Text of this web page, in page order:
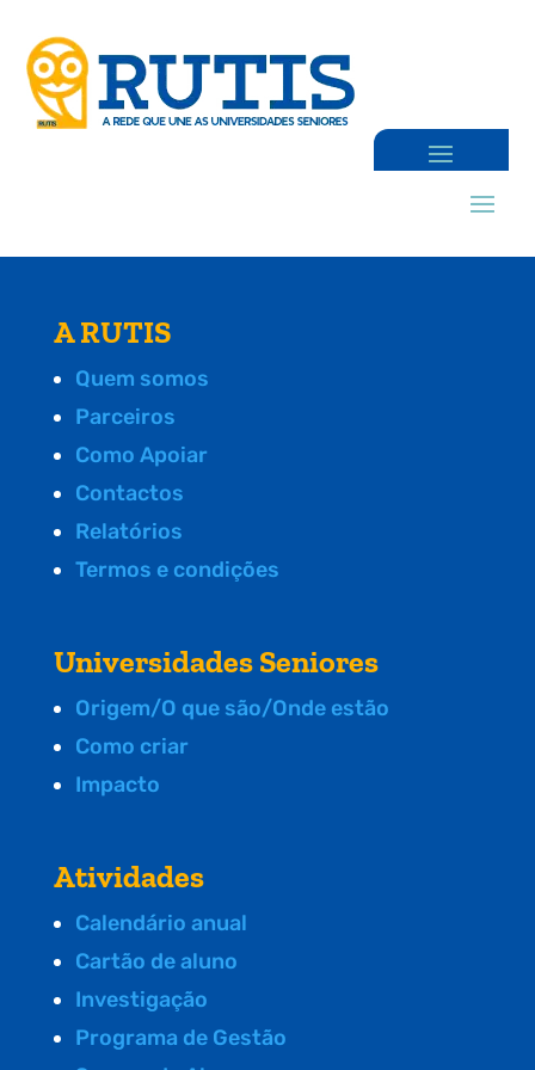
A RUTIS
Quem somos
Parceiros
Como Apoiar
Contactos
Relatórios
Termos e condições
Universidades Seniores
Origem/O que são/Onde estão
Como criar
Impacto
Atividades
Calendário anual
Cartão de aluno
Investigação
Programa de Gestão